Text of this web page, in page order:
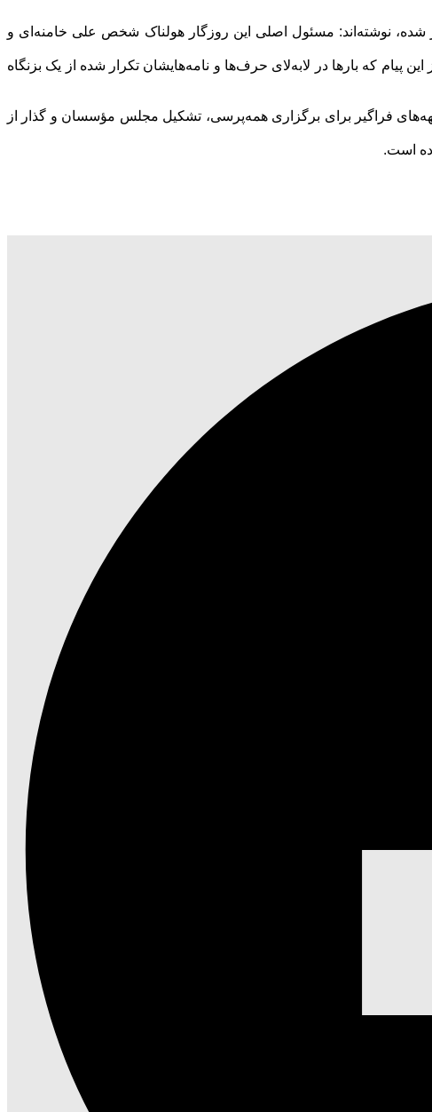
شده، نوشته‌اند: مسئول اصلی این روزگار هولناک شخص علی خامنه‌ای و
که بارها در لابه‌لای حرف‌ها و نامه‌هایشان تکرار شده از یک بزنگاه
فراگیر برای برگزاری همه‌پرسی، تشکیل مجلس مؤسسان و گذار از